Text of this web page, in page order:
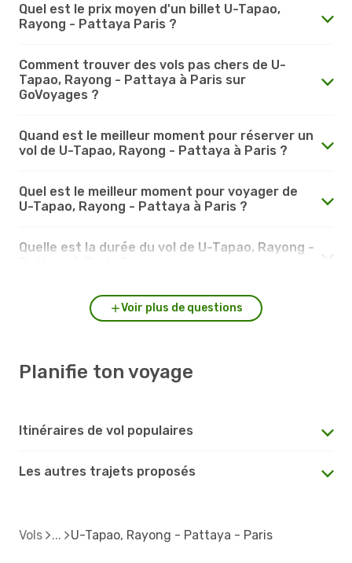
Quel est le prix moyen d'un billet U-Tapao,
Rayong - Pattaya Paris ?
Comment trouver des vols pas chers de U-
Tapao, Rayong - Pattaya à Paris sur
GoVoyages ?
Quand est le meilleur moment pour réserver un
vol de U-Tapao, Rayong - Pattaya à Paris ?
Quel est le meilleur moment pour voyager de
U-Tapao, Rayong - Pattaya à Paris ?
Quelle est la durée du vol de U-Tapao, Rayong -
Voir plus de questions
Planifie ton voyage
Itinéraires de vol populaires
Les autres trajets proposés
Vols U-Tapao, Rayong - Pattaya - Paris